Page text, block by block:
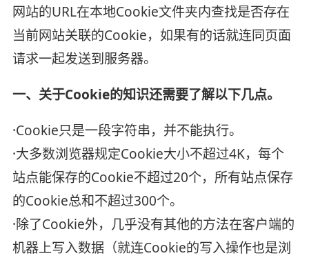
网站的URL在本地Cookie文件夹内查找是否存在
当前网站关联的Cookie，如果有的话就连同页面
请求一起发送到服务器。
一、关于Cookie的知识还需要了解以下几点。
·Cookie只是一段字符串，并不能执行。
·大多数浏览器规定Cookie大小不超过4K，每个
站点能保存的Cookie不超过20个，所有站点保存
的Cookie总和不超过300个。
·除了Cookie外，几乎没有其他的方法在客户端的
机器上写入数据（就连Cookie的写入操作也是浏